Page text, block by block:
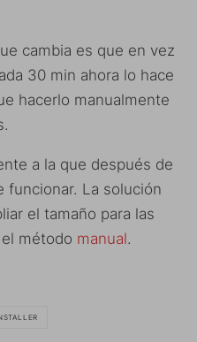
cambia es que en vez
30 min ahora lo hace
hacerlo manualmente
a la que después de
funcionar. La solución
el tamaño para las
método manual.